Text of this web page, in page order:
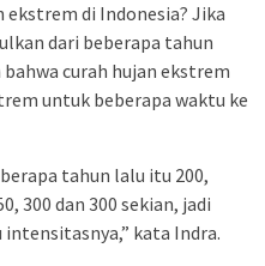
di Indonesia? Jika
dari beberapa tahun
curah hujan ekstrem
untuk beberapa waktu ke
tahun lalu itu 200,
300 dan 300 sekian, jadi
kata Indra.